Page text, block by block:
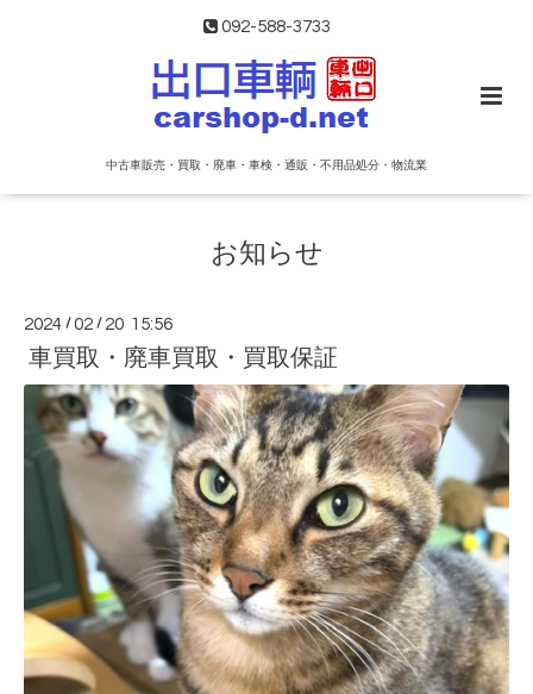
092-588-3733
中古車販売・買取・廃車・車検・通販・不用品処分・物流業
お知らせ
2024 /02 / 20 15:56
車買取・廃車買取・買取保証